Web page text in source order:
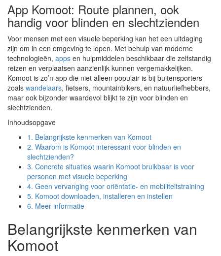
Organisaties
Spring
Social
media
App Komoot: Route plannen, ook
handig voor blinden en slechtzienden
Voor mensen met een visuele beperking kan het een uitdaging
zijn om in een omgeving te lopen. Met behulp van moderne
technologieën, apps en hulpmiddelen beschikbaar die zelfstandig
reizen en verplaatsen aanzienlijk kunnen vergemakkelijken.
Komoot is zo’n app die niet alleen populair is bij buitensporters
zoals wandelaars, fietsers, mountainbikers, en natuurliefhebbers,
maar ook bijzonder waardevol blijkt te zijn voor blinden en
slechtzienden.
Inhoudsopgave
1. Belangrijkste kenmerken van Komoot
2. Waarom is Komoot interessant voor blinden en
slechtzienden?
3. Concrete situaties waarin Komoot bruikbaar is voor
personen met visuele beperking
4. Geen vervanging voor oriëntatie- en mobiliteitstraining
5. Komoot downloaden, installeren en instellen
6. Meer informatie
Belangrijkste kenmerken van
Komoot